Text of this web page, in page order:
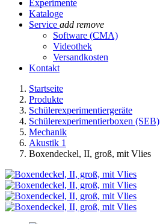
Experimente
Kataloge
Service add remove
Software (CMA)
Videothek
Versandkosten
Kontakt
Startseite
Produkte
Schülerexperimentiergeräte
Schülerexperimentierboxen (SEB)
Mechanik
Akustik 1
Boxendeckel, II, groß, mit Vlies